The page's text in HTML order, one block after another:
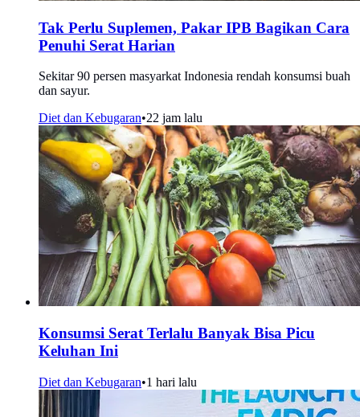
Tak Perlu Suplemen, Pakar IPB Bagikan Cara
Penuhi Serat Harian
Sekitar 90 persen masyarkat Indonesia rendah konsumsi buah
dan sayur.
Diet dan Kebugaran•22 jam lalu
Konsumsi Serat Terlalu Banyak Bisa Picu
Keluhan Ini
Diet dan Kebugaran•1 hari lalu